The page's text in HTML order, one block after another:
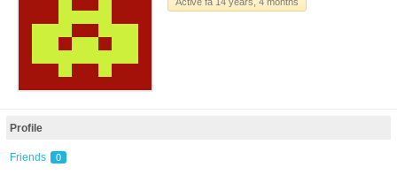
Profile
Friends 0